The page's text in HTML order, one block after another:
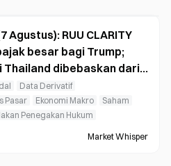
Agustus): RUU CLARITY
besar bagi Trump;
dibebaskan dari
Data Derivatif
Pasar Ekonomi Makro
Saham
Penegakan Hukum
Market Whisper